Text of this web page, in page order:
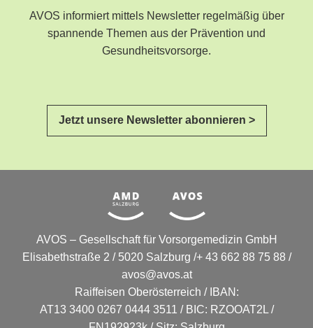
AVOS informiert mittels Newsletter regelmäßig über
spannende Themen aus der Prävention und
Gesundheitsvorsorge.
Jetzt unsere Newsletter abonnieren >
AVOS – Gesellschaft für Vorsorgemedizin GmbH
Elisabethstraße 2 / 5020 Salzburg /+ 43 662 88 75 88 /
avos@avos.at
Raiffeisen Oberösterreich / IBAN:
AT13 3400 0267 0444 3511 / BIC: RZOOAT2L /